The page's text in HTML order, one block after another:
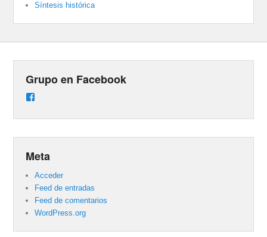
Síntesis histórica
Grupo en Facebook
en
Meta
Acceder
Feed de entradas
Feed de comentarios
WordPress.org